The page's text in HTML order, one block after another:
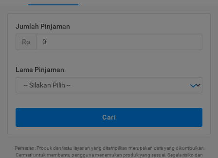
Jumlah Pinjaman
Rp
Lama Pinjaman
Cari
Perhatian: Produk dan/atau layanan yang ditampilkan merupakan data yang dikumpulkan
Cermati untuk membantu pengguna menemukan produk yang sesuai. Segala risiko dan